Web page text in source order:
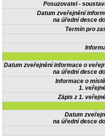
Posuzovatel -
Datum zveřejnění
na úřední desce
Termín pro
Datum zveřejnění informace o
na úřední desce
Informace o
1.
Zápis z 1.
Datum
na úřední desce